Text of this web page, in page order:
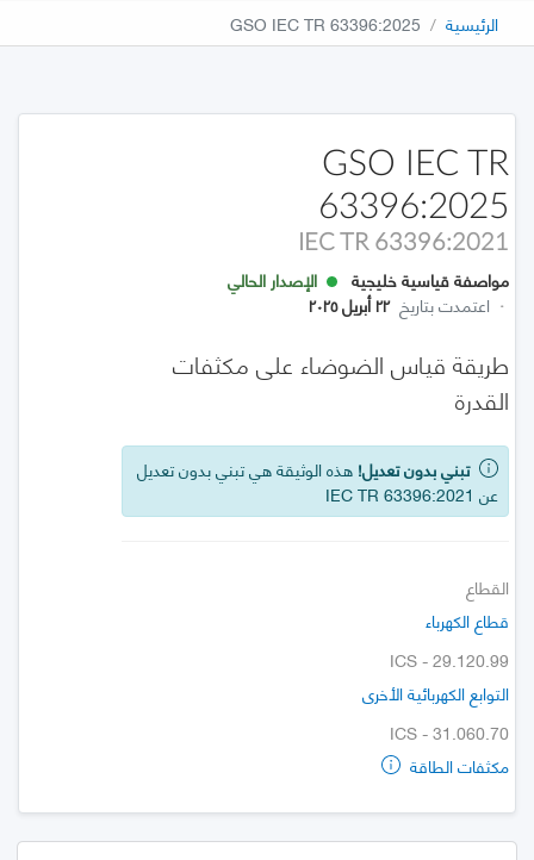
الرئيسية GSO IEC TR 63396:2025
GSO IEC TR
63396:2025
IEC TR 63396:2021
مواصفة قياسية خليجية
الإصدار الحالي
· اعتمدت بتاريخ ٢٢ أبريل ٢٠٢٥
طريقة قياس الضوضاء على مكثفات
القدرة
تبني بدون تعديل! هذه الوثيقة هي تبني بدون تعديل
عن IEC TR 63396:2021
القطاع
قطاع الكهرباء
ICS - 29.120.99
التوابع الكهربائية الأخرى
ICS - 31.060.70
مكثفات الطاقة